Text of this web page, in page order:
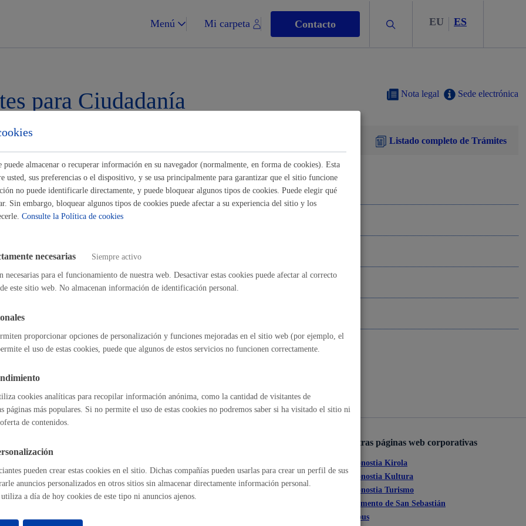
Menú Mi carpeta Contacto Buscar EU ES
Espacio público, residuos y medioambiente
Euskera
Igualdad, derechos humanos y convivencia
para Ciudadanía Sede electrónica
Nota legal
Listado completo de Trámites
Autorizaciones
comercios y empresas
y locales
en vía pública
Perfil del contratante
Otras páginas web corporativas
Donostia Kirola
Donostia Kultura
Donostia Turismo
Fomento de San Sebastián
Dbus
almacenar o recuperar información en su navegador (normalmente, en forma de cookies). Esta
usted, sus preferencias o el dispositivo, y se usa principalmente para garantizar que el sitio funcione
no puede identificarle directamente, y puede bloquear algunos tipos de cookies. Puede elegir qué
Sin embargo, bloquear algunos tipos de cookies puede afectar a su experiencia del sitio y los
Consulte la Política de cookies
necesarias Siempre activo
necesarias para el funcionamiento de nuestra web. Desactivar estas cookies puede afectar al correcto
este sitio web. No almacenan información de identificación personal.
proporcionar opciones de personalización y funciones mejoradas en el sitio web (por ejemplo, el
el uso de estas cookies, puede que algunos de estos servicios no funcionen correctamente.
cookies analíticas para recopilar información anónima, como la cantidad de visitantes de
páginas más populares. Si no permite el uso de estas cookies no podremos saber si ha visitado el sitio ni
de contenidos.
pueden crear estas cookies en el sitio. Dichas compañías pueden usarlas para crear un perfil de sus
anuncios personalizados en otros sitios sin almacenar directamente información personal.
a día de hoy cookies de este tipo ni anuncios ajenos.